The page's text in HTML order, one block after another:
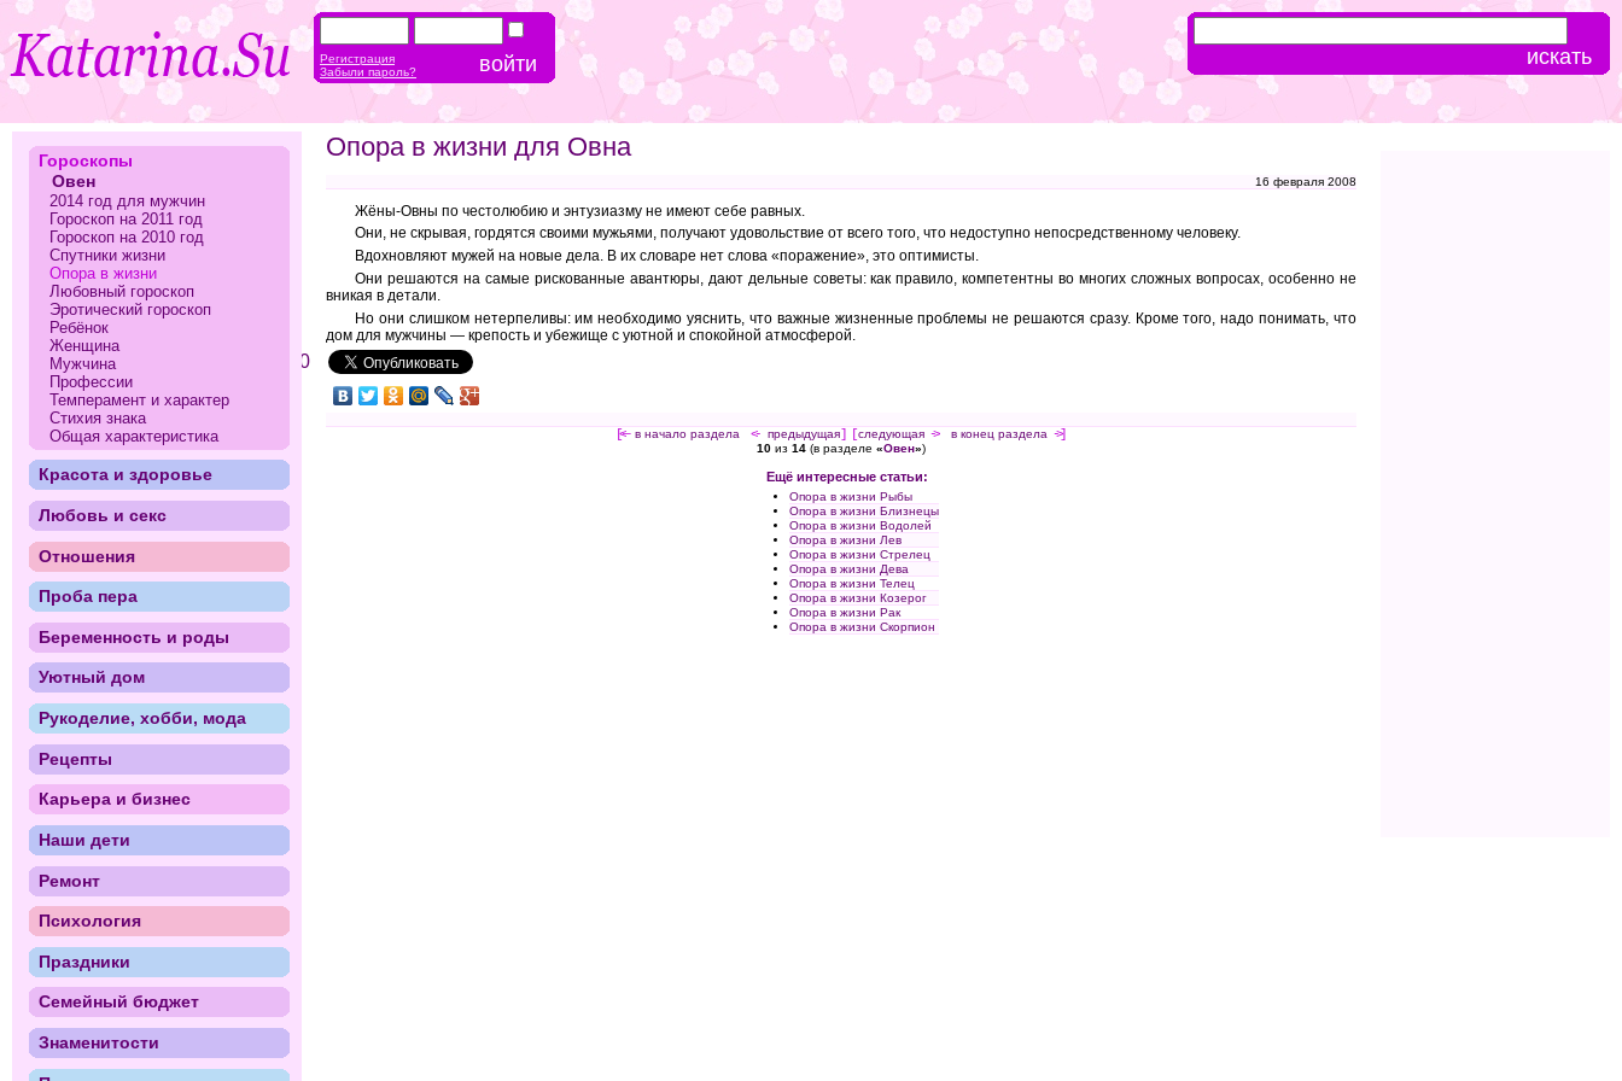
Опора в жизни для Овна
16 февраля 2008
Жёны-Овны по честолюбию и энтузиазму не имеют себе равных.
Они, не скрывая, гордятся своими мужьями, получают удовольствие от всего того, что недоступно непосредственному человеку.
Вдохновляют мужей на новые дела. В их словаре нет слова «поражение», это оптимисты.
Они решаются на самые рискованные авантюры, дают дельные советы: как правило, компетентны во многих сложных вопросах, особенно не
вникая в детали.
Но они слишком нетерпеливы: им необходимо уяснить, что важные жизненные проблемы не решаются сразу. Кроме того, надо понимать, что
дом для мужчины — крепость и убежище с уютной и спокойной атмосферой.
0
[<— в начало раздела <- предыдущая] [ следующая -> в конец раздела ->]
10 из 14 (в разделе «Овен»)
Ещё интересные статьи:
Опора в жизни Рыбы
Опора в жизни Близнецы
Опора в жизни Водолей
Опора в жизни Лев
Опора в жизни Стрелец
Опора в жизни Дева
Опора в жизни Телец
Опора в жизни Козерог
Опора в жизни Рак
Опора в жизни Скорпион
Гороскопы
Овен
2014 год для мужчин
Гороскоп на 2011 год
Гороскоп на 2010 год
Спутники жизни
Опора в жизни
Любовный гороскоп
Эротический гороскоп
Ребёнок
Женщина
Мужчина
Профессии
Темперамент и характер
Стихия знака
Общая характеристика
Красота и здоровье
Любовь и секс
Отношения
Проба пера
Беременность и роды
Уютный дом
Рукоделие, хобби, мода
Рецепты
Карьера и бизнес
Наши дети
Ремонт
Психология
Праздники
Семейный бюджет
Знаменитости
Регистрация
Забыли пароль?